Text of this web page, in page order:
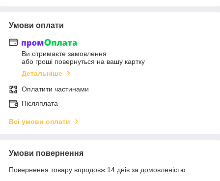
Умови оплати
Ви отримаєте замовлення
або гроші повернуться на вашу картку
Детальніше
Оплатити частинами
Післяплата
Всі умови оплати
Умови повернення
Повернення товару впродовж 14 днів за домовленістю